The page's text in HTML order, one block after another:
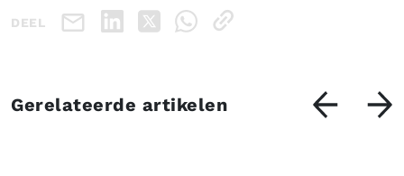
DEEL
Gerelateerde artikelen